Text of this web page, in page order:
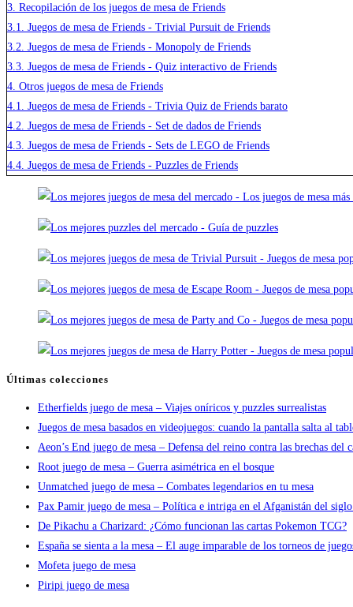
3. Recopilación de los juegos de mesa de Friends
3.1.
Juegos de mesa de Friends - Trivial Pursuit de Friends
3.2. Juegos de mesa de Friends - Monopoly de Friends
3.3. Juegos de mesa de Friends - Quiz interactivo de Friends
4. Otros juegos de mesa de Friends
4.1.
Juegos de mesa de Friends - Trivia Quiz de Friends barato
4.2. Juegos de mesa de Friends - Set de dados de Friends
4.3. Juegos de mesa de Friends - Sets de LEGO de Friends
4.4. Juegos de mesa de Friends - Puzzles de Friends
Últimas colecciones
Etherfields juego de mesa – Viajes oníricos y puzzles surrealistas
Juegos de mesa basados en videojuegos: cuando la pantalla salta al
Aeon’s End juego de mesa – Defensa del reino contra las brechas del
Root juego de mesa – Guerra asimétrica en el bosque
Unmatched juego de mesa – Combates legendarios en tu mesa
Pax Pamir juego de mesa – Política e intriga en el Afganistán del
De Pikachu a Charizard: ¿Cómo funcionan las cartas Pokemon TCG?
España se sienta a la mesa – El auge imparable de los torneos de
Mofeta juego de mesa
Piripi juego de mesa